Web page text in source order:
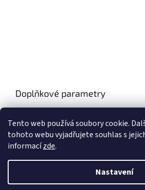
Tento web používá soubory cookie.
tohoto webu vyjadřujete souhlas s
informacízde.
Nastavení
Doplňkové parametry
Hmotnost
0.2 kg
Vytvořil Shoptet